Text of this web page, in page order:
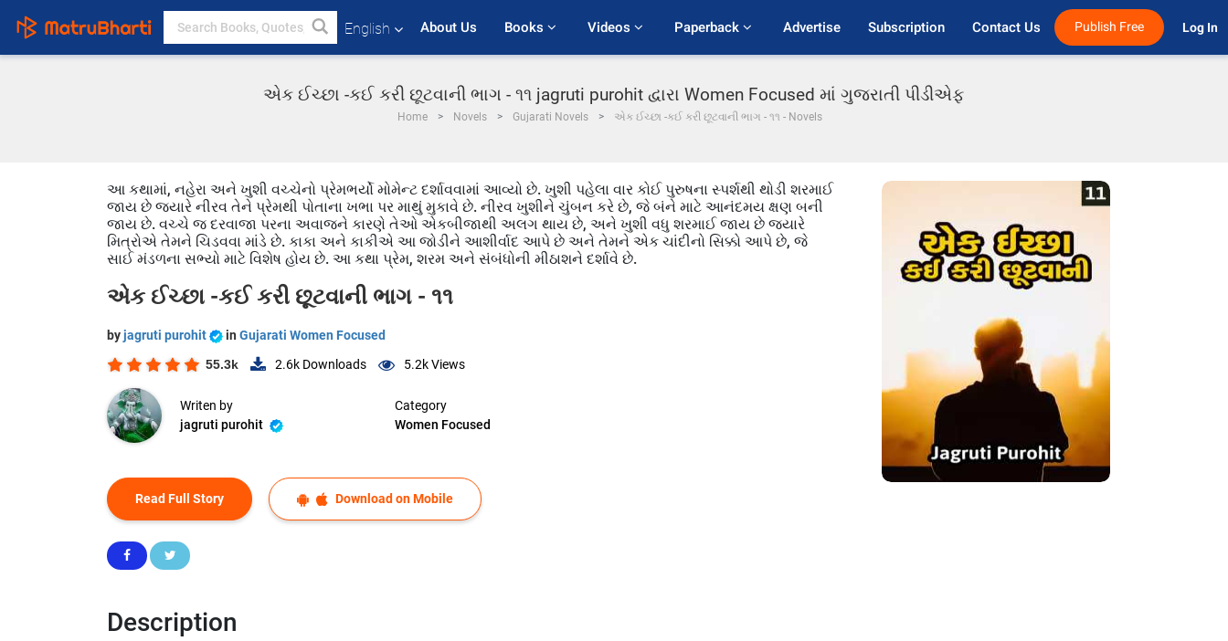
English About Us Books Videos Paperback Advertise Subscription Contact Us Publish Free Log In
એક ઈચ્છા -કઈ કરી છૂટવાની ભાગ - ૧૧ jagruti purohit દ્વારા Women Focused માં ગુજરાતી પીડીએફ
Home Novels Gujarati Novels એક ઈચ્છા -કઈ કરી છૂટવાની ભાગ - ૧૧ - Novels
આ કથામાં, નહેરા અને ખુશી વચ્ચેનો પ્રેમભર્યો મોમેન્ટ દર્શાવવામાં આવ્યો છે. ખુશી પહેલા વાર કોઈ પુરુષના સ્પર્શથી થોડી શરમાઈ
જાય છે જ્યારે નીરવ તેને પ્રેમથી પોતાના ખભા પર માથું મુકાવે છે. નીરવ ખુશીને ચુંબન કરે છે, જે બંને માટે આનંદમય ક્ષણ બની
જાય છે. વચ્ચે જ દરવાજા પરના અવાજને કારણે તેઓ એકબીજાથી અલગ થાય છે, અને ખુશી વધુ શરમાઈ જાય છે જ્યારે
મિત્રોએ તેમને ચિડવવા માંડે છે. કાકા અને કાકીએ આ જોડીને આશીર્વાદ આપે છે અને તેમને એક ચાંદીનો સિક્કો આપે છે, જે
સાઈ મંડળના સભ્યો માટે વિશેષ હોય છે. આ કથા પ્રેમ, શરમ અને સંબંધોની મીઠાશને દર્શાવે છે.
એક ઈચ્છા -કઈ કરી છૂટવાની ભાગ - ૧૧
byjagruti purohit in Gujarati Women Focused
55.3k 2.6k Downloads 5.2kViews
Writen by
jagruti purohit
Category
Women Focused
Read Full Story Download on Mobile
Description